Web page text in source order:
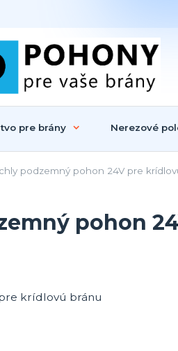
pre brány Nerezové
podzemný pohon 24V pre
pohon